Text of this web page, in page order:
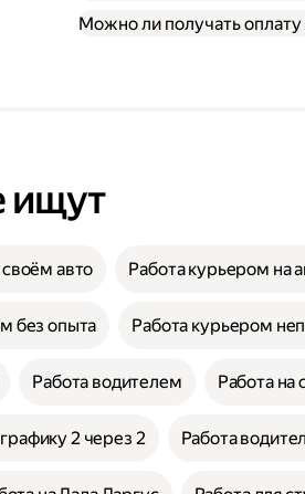
Можно ли получать
ищут
авто Работа курьером на
без опыта Работа курьером
Работа водителем Работа на
2 через 2 Работа